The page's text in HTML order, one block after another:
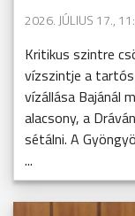
2026. JÚLIUS 17.,
Kritikus szintre
vízszintje a
vízállása Bajánál
alacsony, a
sétálni. A
...